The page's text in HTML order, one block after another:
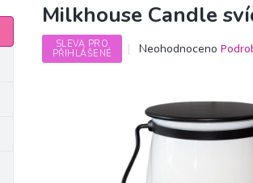
Milkhouse Candle
SLEVA PRO
PŘIHLÁŠENÉ
Průměrné
0,0
z
5
hvězdiček.
Neohodnoceno